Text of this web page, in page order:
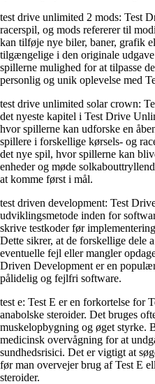
test drive unlimited 2 mods: Test
racerspil, og mods refererer til
kan tilføje nye biler, baner, grafik
tilgængelige i den originale
spillerne mulighed for at tilpasse
personlig og unik oplevelse med
test drive unlimited solar crown:
det nyeste kapitel i Test Drive
hvor spillerne kan udforske en
spillere i forskellige kørsels- og
det nye spil, hvor spillerne kan
enheder og møde
at komme først i mål.
test driven development: Test
udviklingsmetode inden for
skrive testkoder før
Dette sikrer, at de forskellige dele
eventuelle fejl eller mangler
Driven Development er en
pålidelig og fejlfri software.
test e: Test E er en forkortelse for
anabolske steroider. Det bruges
muskelopbygning og øget styrke.
medicinsk overvågning for at
sundhedsrisici. Det er vigtigt at
før man overvejer brug af Test E
steroider.